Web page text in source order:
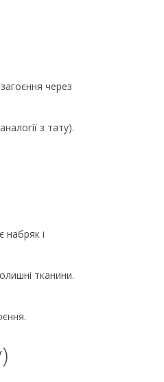
через
з тату).
набряк і
тканини.